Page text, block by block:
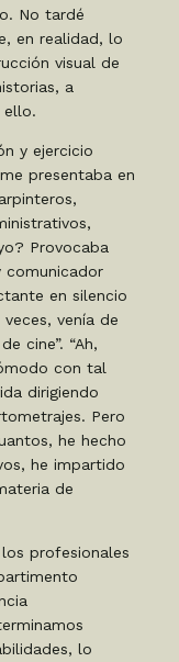
No tardé
en realidad, lo
visual de
a
ello.
y ejercicio
presentaba en
Provocaba
comunicador
en silencio
venía de
cine”. “Ah,
con tal
dirigiendo
Pero
he hecho
he impartido
de
profesionales
lo